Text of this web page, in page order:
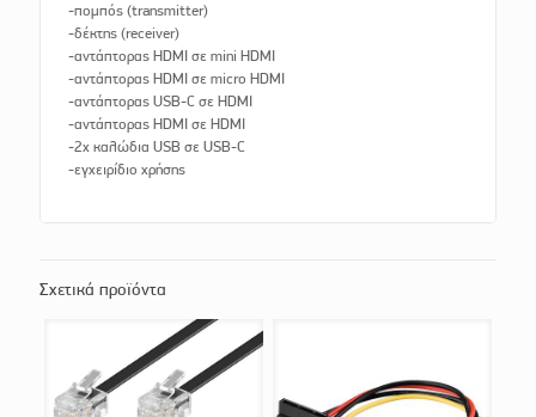
-πομπός (transmitter)
-δέκτης (receiver)
-αντάπτορας HDMI σε mini HDMI
-αντάπτορας HDMI σε micro HDMI
-αντάπτορας USB-C σε HDMI
-αντάπτορας HDMI σε HDMI
-2x καλώδια USB σε USB-C
-εγχειρίδιο χρήσης
Σχετικά προϊόντα